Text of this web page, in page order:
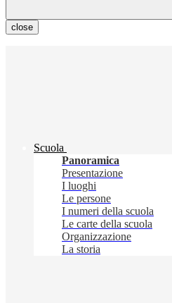
close
Scuola
Panoramica
Presentazione
I luoghi
Le persone
I numeri della scuola
Le carte della scuola
Organizzazione
La storia